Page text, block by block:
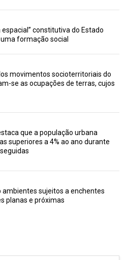
constitutiva do Estado
formação social
movimentos socioterritoriais do
se as ocupações de terras, cujos
que a população urbana
superiores a 4% ao ano durante
ambientes sujeitos a enchentes
planas e próximas